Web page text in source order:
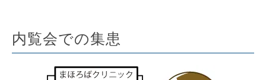
内覧会での集患